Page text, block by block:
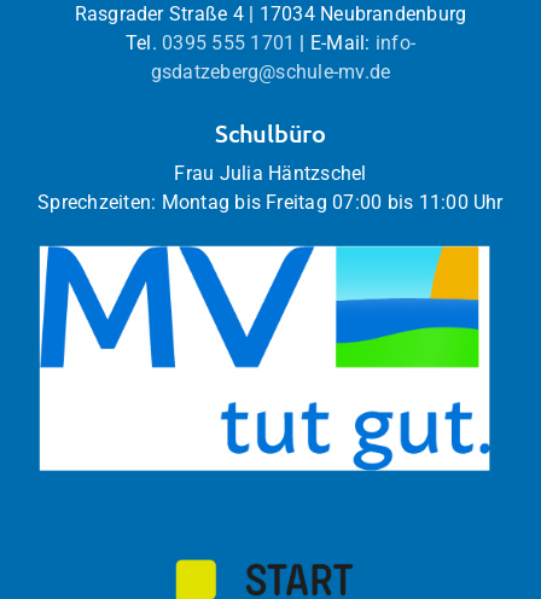
Rasgrader Straße 4 | 17034 Neubrandenburg
Tel. 0395 555 1701 | E-Mail: info-
gsdatzeberg@schule-mv.de
Schulbüro
Frau Julia Häntzschel
Sprechzeiten: Montag bis Freitag 07:00 bis 11:00 Uhr